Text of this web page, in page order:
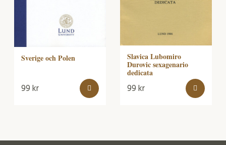
Sverige och Polen
99kr
Slavica Lubomiro
Durovic sexagenario
dedicata
99kr